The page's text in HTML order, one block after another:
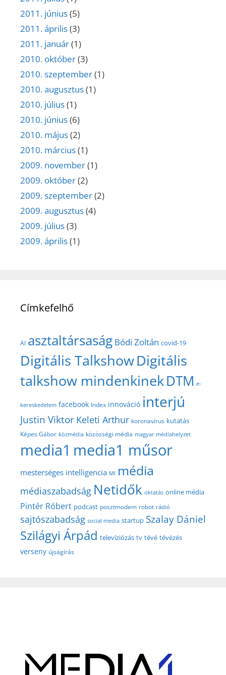
2011. június(5)
2011. április(3)
2011. január(1)
2010. október(3)
2010. szeptember(1)
2010. augusztus(1)
2010. július(1)
2010. június(6)
2010. május(2)
2010. március(1)
2009. november(1)
2009. október(2)
2009. szeptember(2)
2009. augusztus(4)
2009. július(3)
2009. április(1)
Címkefelhő
AI asztaltársaság Bódi Zoltán covid-19
Digitális TalkshowDigitális
talkshow mindenkinekDTM e-
kereskedelem facebook Index innováció interjú
Justin Viktor Keleti Arthur koronavírus kutatás
Képes Gábor közmédia közösségi média magyar médiahelyzet
media1 media1 műsor
mesterséges intelligencia MI média
médiaszabadság Netidők oktatás online média
Pintér Róbert podcast posztmodem robot rádió
sajtószabadság social media startup Szalay Dániel
Szilágyi Árpád televíziózás tv tévé tévézés
verseny újságírás